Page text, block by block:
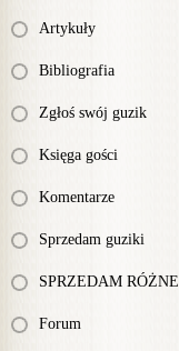
Artykuły
Bibliografia
Zgłoś swój guzik
Księga gości
Komentarze
Sprzedam guziki
SPRZEDAM RÓŻNE
Forum